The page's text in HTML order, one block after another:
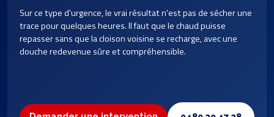
Sur ce type d'urgence, le vrai résultat n'est pas de sécher une
trace pour quelques heures. Il faut que le chaud puisse
repasser sans que la cloison voisine se recharge, avec une
douche redevenue sûre et compréhensible.